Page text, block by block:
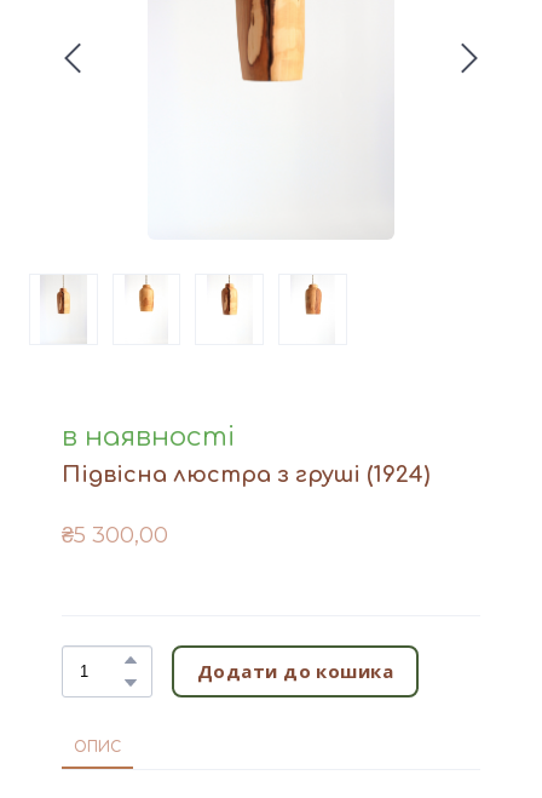
Вази
Фігури й статуетки
в наявності
Підвісна люстра з груші (1924)
₴5 300,00
Додати до кошика
ОПИС